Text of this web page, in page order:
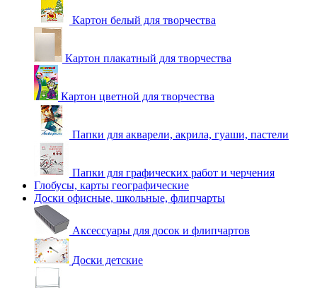
Картон белый для творчества
Картон плакатный для творчества
Картон цветной для творчества
Папки для акварели, акрила, гуаши, пастели
Папки для графических работ и черчения
Глобусы, карты географические
Доски офисные, школьные, флипчарты
Аксессуары для досок и флипчартов
Доски детские